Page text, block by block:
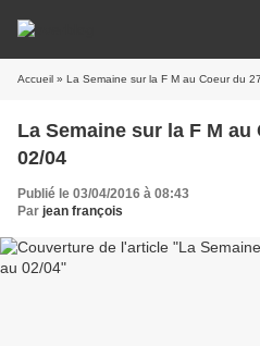
Accueil » La Semaine sur la F M au Coeur du
La Semaine sur la F M au
02/04
Publié le 03/04/2016 à 08:43
Par jean françois